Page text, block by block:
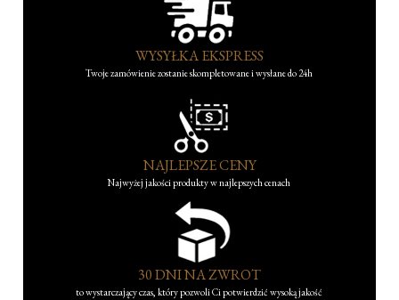
WYSYŁKA EKSPRESS
Twoje zamówienie zostanie skompletowane i wysłane do 24h
NAJLEPSZE CENY
Najwyżej jakości produkty w najlepszych cenach
30 DNI NA ZWROT
to wystarczający czas, który pozwoli Ci potwierdzić wysoką jakość